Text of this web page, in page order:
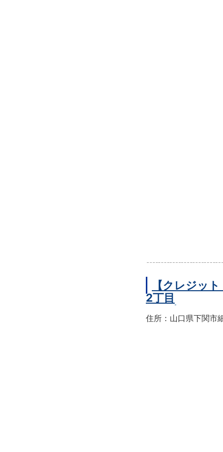
【クレジッ
2丁目
住所：山口県下関市